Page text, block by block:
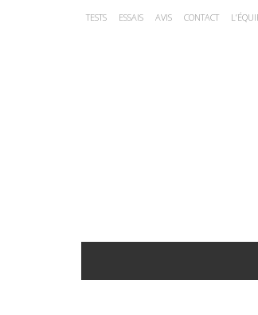
TESTS ESSAIS AVIS CONTACT